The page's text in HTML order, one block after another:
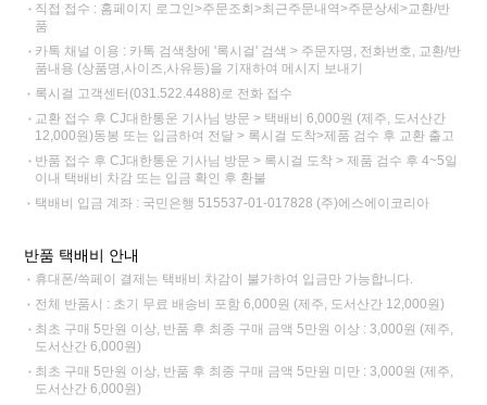
직접 접수 : 홈페이지 로그인>주문조회>최근주문내역>주문상세>교환/반
품
카톡 채널 이용 : 카톡 검색창에 '록시걸' 검색 > 주문자명, 전화번호, 교환/반
품내용 (상품명,사이즈,사유등)을 기재하여 메시지 보내기
록시걸 고객센터(031.522.4488)로 전화 접수
교환 접수 후 CJ대한통운 기사님 방문 > 택배비 6,000원 (제주, 도서산간
12,000원)동봉 또는 입금하여 전달 > 록시걸 도착>제품 검수 후 교환 출고
반품 접수 후 CJ대한통운 기사님 방문 > 록시걸 도착 > 제품 검수 후 4~5일
이내 택배비 차감 또는 입금 확인 후 환불
택배비 입금 계좌 : 국민은행 515537-01-017828 (주)에스에이코리아
반품 택배비 안내
휴대폰/쓱페이 결제는 택배비 차감이 불가하여 입금만 가능합니다.
전체 반품시 : 초기 무료 배송비 포함 6,000원 (제주, 도서산간 12,000원)
최초 구매 5만원 이상, 반품 후 최종 구매 금액 5만원 이상 : 3,000원 (제주,
도서산간 6,000원)
최초 구매 5만원 이상, 반품 후 최종 구매 금액 5만원 미만 : 3,000원 (제주,
도서산간 6,000원)